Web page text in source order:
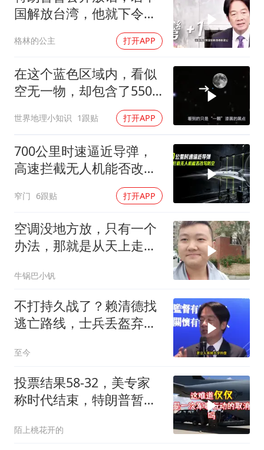
国解放台湾，他就下令轰
格林的公主 打开APP
在这个蓝色区域内，看似
空无一物，却包含了5500
世界地理小知识 1跟贴 打开APP
700公里时速逼近导弹，
高速拦截无人机能否改写
窄门 6跟贴 打开APP
空调没地方放，只有一个
办法，那就是从天上走，
牛锅巴小钒
不打持久战了？赖清德找
逃亡路线，士兵丢盔弃
至今
投票结果58-32，美专家
称时代结束，特朗普暂不
陌上桃花开的